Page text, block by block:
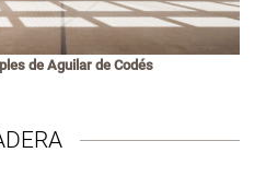
de Aguilar de Codés